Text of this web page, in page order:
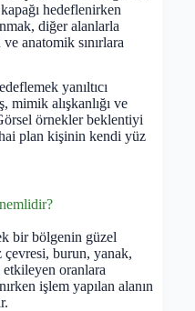
hedeflenirken
diğer alanlarla
anatomik sınırlara
yanıltıcı
mimik alışkanlığı ve
örnekler beklentiyi
plan kişinin kendi yüz
bir bölgenin güzel
burun, yanak,
oranlara
işlem yapılan alanın